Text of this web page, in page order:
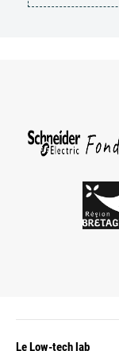
Le Low-tech lab